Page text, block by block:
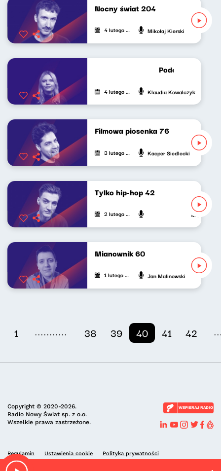
Nocny świat 204
4 lutego 2025 Mikołaj Kierski
Podcast Lekko
4 lutego 2025 Klaudia Kowalczyk
Filmowa piosenka 76
3 lutego 2025 Kacper Siedlecki
Tylko hip-hop 42
2 lutego 2025 Mateusz
Mianownik 60
1 lutego 2025 Jan Malinowski
1 ........... 38 39 40 41 42
Copyright © 2020-2026.
Radio Nowy Świat sp. z o.o.
Wszelkie prawa zastrzeżone.
WSPIERAJ RADIO
Regulamin Ustawienia cookie Polityka prywatności